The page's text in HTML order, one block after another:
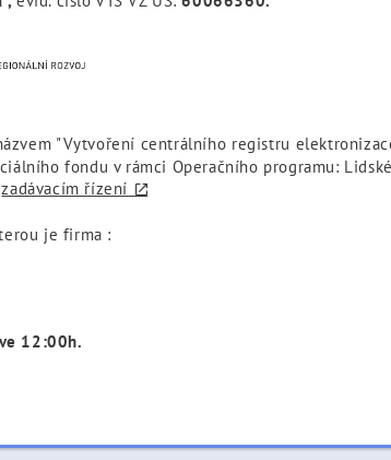
"Vytvoření centrálního registru
fondu v rámci Operačního programu:
zadávacím řízení
je firma :
12:00h.